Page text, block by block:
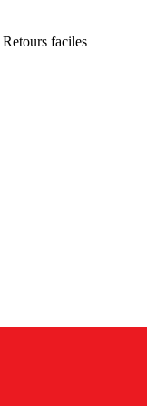
Retours faciles